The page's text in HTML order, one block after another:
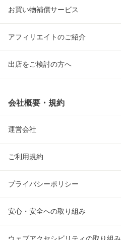
お買い物補償サービス
アフィリエイトのご紹介
出店をご検討の方へ
会社概要・規約
運営会社
ご利用規約
プライバシーポリシー
安心・安全への取り組み